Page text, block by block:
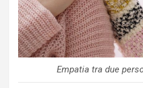
Empatia tra due